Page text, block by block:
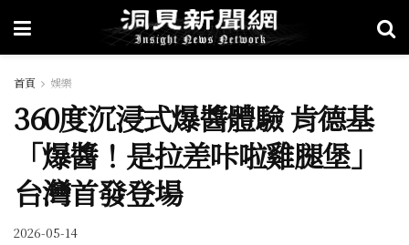
首頁 娛樂
360度沉浸式爆醬體驗 肯德基
「爆醬！是拉差咔啦雞腿堡」
台灣首發登場
2026-05-14